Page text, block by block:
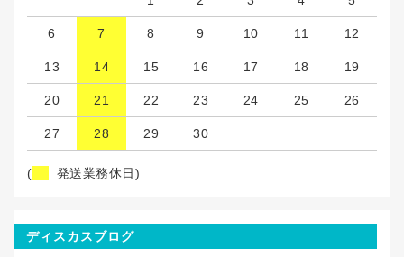
6 7 8 9 10 11 12
13 14 15 16 17 18 19
20 21 22 23 24 25 26
27 28 29 30
( 発送業務休日)
ディスカスブログ